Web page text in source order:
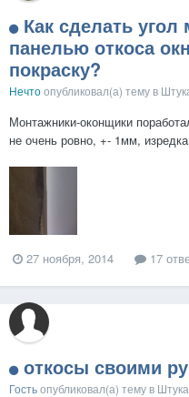
Как сделать
панелью откоса
покраску?
Нечтоопубликовал(а) тему в
Монтажники-оконщики
не очень ровно, +- 1мм,
за углом переходила в
27 ноября, 2014 17
откосы своими
Гостьопубликовал(а) тему в